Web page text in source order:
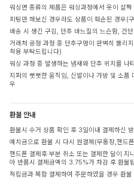
워싱면 종류의 제품은 워싱과정에서 옷이 살
피팅만 해보신 경우라도 상품이 훼손된 경우(
배송 시 생긴 구김, 단추 바느질의 느슨함, 간
거래처 공정 과정 중 단추구멍이 완벽히 뚫리
착용 부탁드립니다)
워싱 과정 중 발생하는 냄새와 단추 위치를 나
지퍼의 뻣뻣한 움직임, 신발이나 가방 및 소품
우
환불 안내
환불시 수거 상품 확인 후 3일이내 결제하신
예치금으로 환불 시 다시 원결제(무통장,핸드
핸드폰 결제후 부분 취소 또는 결제한 달이 지
아 반품시 결제금액의 3.75%가 차감 후 환불
적립금과 복합 결제하여 주문하였을 경우 환